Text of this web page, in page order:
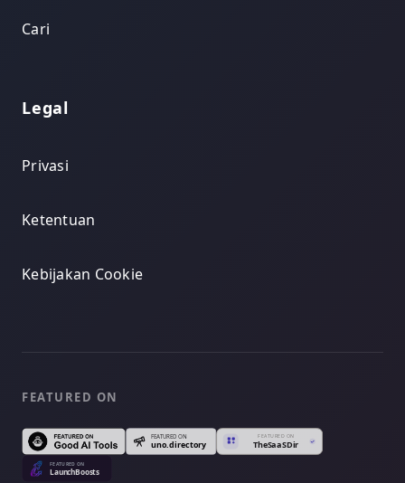
Cari
Legal
Privasi
Ketentuan
Kebijakan Cookie
FEATURED ON